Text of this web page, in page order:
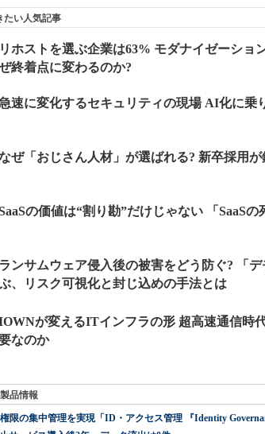
たい人気記事
品情報
限の集中管理を実現「ID・アクセス管理 『Identity